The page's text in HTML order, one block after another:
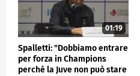
01:19
Spalletti: "Dobbiamo entrare
per forza in Champions
perché la Juve non può stare